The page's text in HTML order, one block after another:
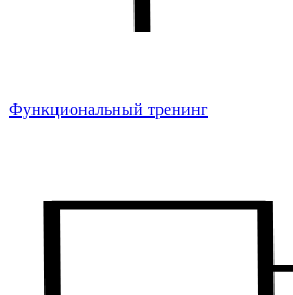
Функциональный тренинг